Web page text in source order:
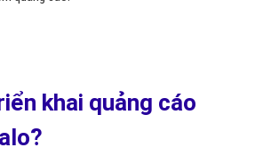
khai quảng cáo